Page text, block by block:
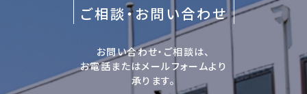
ご相談・お問い合わせ
お問い合わせ・ご相談は、
お電話またはメールフォームより
承ります。